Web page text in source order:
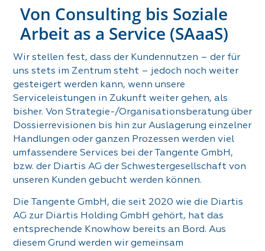
Von Consulting bis Soziale
Arbeit as a Service (SAaaS)
Wir stellen fest, dass der Kundennutzen – der für
uns stets im Zentrum steht – jedoch noch weiter
gesteigert werden kann, wenn unsere
Serviceleistungen in Zukunft weiter gehen, als
bisher. Von Strategie-/Organisationsberatung über
Dossierrevisionen bis hin zur Auslagerung einzelner
Handlungen oder ganzen Prozessen werden viel
umfassendere Services bei der Tangente GmbH,
bzw. der Diartis AG der Schwestergesellschaft von
unseren Kunden gebucht werden können.
Die Tangente GmbH, die seit 2020 wie die Diartis
AG zur Diartis Holding GmbH gehört, hat das
entsprechende Knowhow bereits an Bord. Aus
diesem Grund werden wir gemeinsam